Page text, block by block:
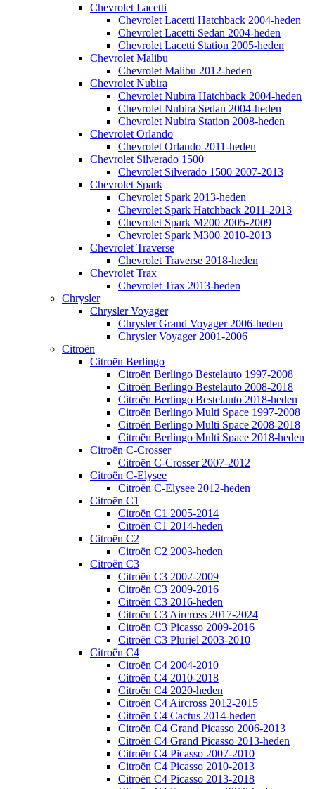
Chevrolet Lacetti
Chevrolet Lacetti Hatchback 2004-heden
Chevrolet Lacetti Sedan 2004-heden
Chevrolet Lacetti Station 2005-heden
Chevrolet Malibu
Chevrolet Malibu 2012-heden
Chevrolet Nubira
Chevrolet Nubira Hatchback 2004-heden
Chevrolet Nubira Sedan 2004-heden
Chevrolet Nubira Station 2008-heden
Chevrolet Orlando
Chevrolet Orlando 2011-heden
Chevrolet Silverado 1500
Chevrolet Silverado 1500 2007-2013
Chevrolet Spark
Chevrolet Spark 2013-heden
Chevrolet Spark Hatchback 2011-2013
Chevrolet Spark M200 2005-2009
Chevrolet Spark M300 2010-2013
Chevrolet Traverse
Chevrolet Traverse 2018-heden
Chevrolet Trax
Chevrolet Trax 2013-heden
Chrysler
Chrysler Voyager
Chrysler Grand Voyager 2006-heden
Chrysler Voyager 2001-2006
Citroën
Citroën Berlingo
Citroën Berlingo Bestelauto 1997-2008
Citroën Berlingo Bestelauto 2008-2018
Citroën Berlingo Bestelauto 2018-heden
Citroën Berlingo Multi Space 1997-2008
Citroën Berlingo Multi Space 2008-2018
Citroën Berlingo Multi Space 2018-heden
Citroën C-Crosser
Citroën C-Crosser 2007-2012
Citroën C-Elysee
Citroën C-Elysee 2012-heden
Citroën C1
Citroën C1 2005-2014
Citroën C1 2014-heden
Citroën C2
Citroën C2 2003-heden
Citroën C3
Citroën C3 2002-2009
Citroën C3 2009-2016
Citroën C3 2016-heden
Citroën C3 Aircross 2017-2024
Citroën C3 Picasso 2009-2016
Citroën C3 Pluriel 2003-2010
Citroën C4
Citroën C4 2004-2010
Citroën C4 2010-2018
Citroën C4 2020-heden
Citroën C4 Aircross 2012-2015
Citroën C4 Cactus 2014-heden
Citroën C4 Grand Picasso 2006-2013
Citroën C4 Grand Picasso 2013-heden
Citroën C4 Picasso 2007-2010
Citroën C4 Picasso 2010-2013
Citroën C4 Picasso 2013-2018